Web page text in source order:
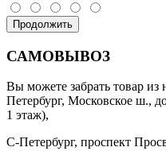
Продолжить
САМОВЫВОЗ
Вы можете забрать товар
Петербург, Московское ш.,
1 этаж),
С-Петербург, проспект